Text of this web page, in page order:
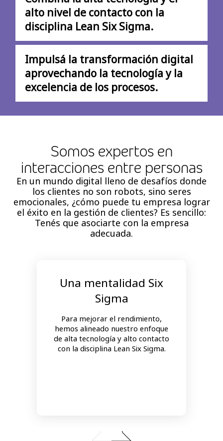
alto nivel de contacto con la
disciplina Lean Six Sigma.
Impulsá la transformación digital
aprovechando la tecnología y la
excelencia de los procesos.
Somos expertos en
interacciones entre personas
En un mundo digital lleno de desafíos donde
los clientes no son robots, sino seres
emocionales, ¿cómo puede tu empresa lograr
el éxito en la gestión de clientes? Es sencillo:
Tenés que asociarte con la empresa
adecuada.
Una mentalidad Six
Sigma
Para mejorar el rendimiento,
hemos alineado nuestro enfoque
de alta tecnología y alto contacto
con la disciplina Lean Six Sigma.